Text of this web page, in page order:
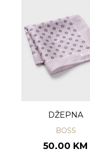
DŽEPNA
BOSS
50.00 KM